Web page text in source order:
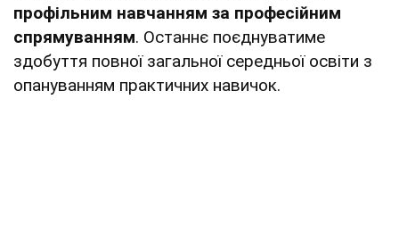
профільним навчанням за професійним
спрямуванням. Останнє поєднуватиме
здобуття повної загальної середньої освіти з
опануванням практичних навичок.